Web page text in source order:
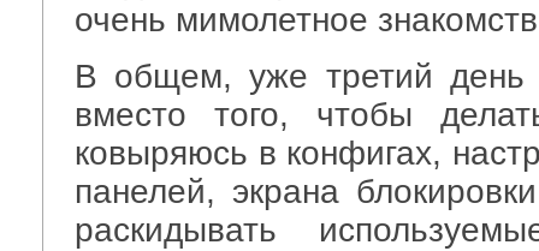
очень мимолетное
В общем, уже третий день
вместо того, чтобы
ковыряюсь в конфигах,
панелей, экрана
раскидывать